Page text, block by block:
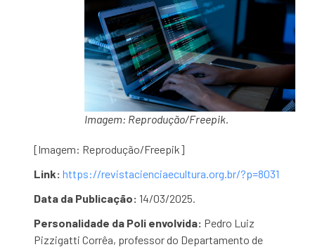
Imagem: Reprodução/Freepik.
[Imagem: Reprodução/Freepik]
Link:https://revistacienciaecultura.org.br/?p=8031
Data da Publicação:14/03/2025.
Personalidade da Poli envolvida: Pedro Luiz
Pizzigatti Corrêa, professor do Departamento de